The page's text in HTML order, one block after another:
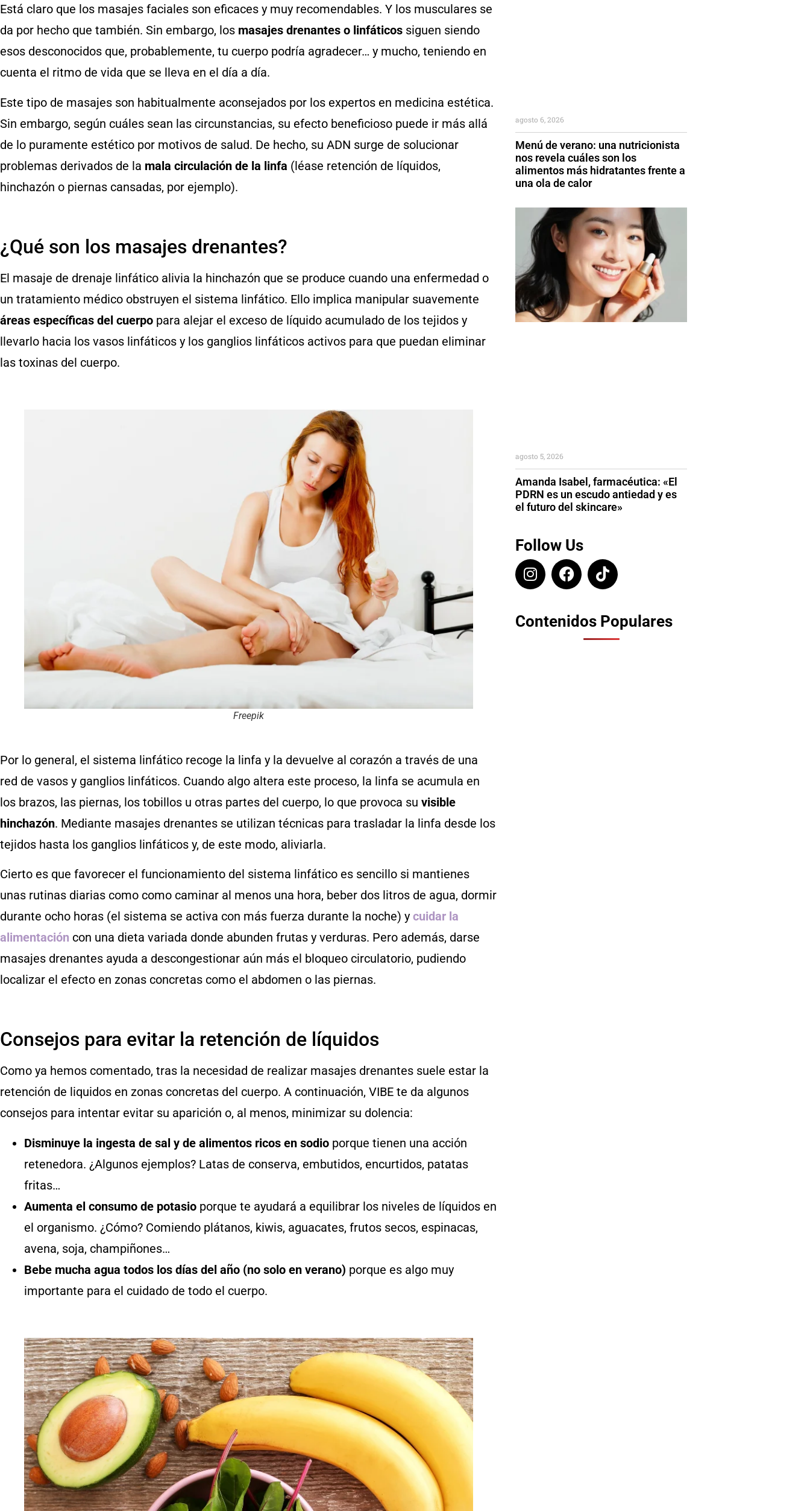
Está claro que los masajes faciales son eficaces y muy recomendables. Y los musculares se
da por hecho que también. Sin embargo, los masajes drenantes o linfáticos siguen siendo
esos desconocidos que, probablemente, tu cuerpo podría agradecer… y mucho, teniendo en
cuenta el ritmo de vida que se lleva en el día a día.
Este tipo de masajes son habitualmente aconsejados por los expertos en medicina estética.
Sin embargo, según cuáles sean las circunstancias, su efecto beneficioso puede ir más allá
de lo puramente estético por motivos de salud. De hecho, su ADN surge de solucionar
problemas derivados de la mala circulación de la linfa (léase retención de líquidos,
hinchazón o piernas cansadas, por ejemplo).
¿Qué son los masajes drenantes?
El masaje de drenaje linfático alivia la hinchazón que se produce cuando una enfermedad o
un tratamiento médico obstruyen el sistema linfático. Ello implica manipular suavemente
áreas específicas del cuerpo para alejar el exceso de líquido acumulado de los tejidos y
llevarlo hacia los vasos linfáticos y los ganglios linfáticos activos para que puedan eliminar
las toxinas del cuerpo.
Freepik
Por lo general, el sistema linfático recoge la linfa y la devuelve al corazón a través de una
red de vasos y ganglios linfáticos. Cuando algo altera este proceso, la linfa se acumula en
los brazos, las piernas, los tobillos u otras partes del cuerpo, lo que provoca su visible
hinchazón. Mediante masajes drenantes se utilizan técnicas para trasladar la linfa desde los
tejidos hasta los ganglios linfáticos y, de este modo, aliviarla.
Cierto es que favorecer el funcionamiento del sistema linfático es sencillo si mantienes
unas rutinas diarias como como caminar al menos una hora, beber dos litros de agua, dormir
durante ocho horas (el sistema se activa con más fuerza durante la noche) y cuidar la
alimentación con una dieta variada donde abunden frutas y verduras. Pero además, darse
masajes drenantes ayuda a descongestionar aún más el bloqueo circulatorio, pudiendo
localizar el efecto en zonas concretas como el abdomen o las piernas.
Consejos para evitar la retención de líquidos
Como ya hemos comentado, tras la necesidad de realizar masajes drenantes suele estar la
retención de liquidos en zonas concretas del cuerpo. A continuación, VIBE te da algunos
consejos para intentar evitar su aparición o, al menos, minimizar su dolencia:
Disminuye la ingesta de sal y de alimentos ricos en sodio porque tienen una acción
retenedora. ¿Algunos ejemplos? Latas de conserva, embutidos, encurtidos, patatas
fritas…
Aumenta el consumo de potasio porque te ayudará a equilibrar los niveles de líquidos en
el organismo. ¿Cómo? Comiendo plátanos, kiwis, aguacates, frutos secos, espinacas,
avena, soja, champiñones…
Bebe mucha agua todos los días del año (no solo en verano) porque es algo muy
importante para el cuidado de todo el cuerpo.
Menú de verano: una nutricionista
nos revela cuáles son los
alimentos más hidratantes frente a
una ola de calor
agosto 6, 2026
Amanda Isabel, farmacéutica: «El
PDRN es un escudo antiedad y es
el futuro del skincare»
agosto 5, 2026
Follow Us
Contenidos Populares